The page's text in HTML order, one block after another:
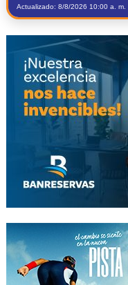
Actualizado: 8/8/2026 10:00 a. m.